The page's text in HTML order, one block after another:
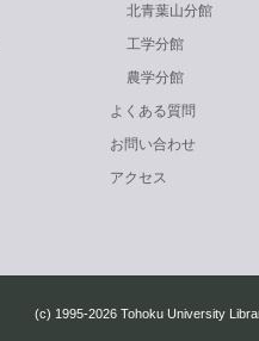
北青葉山分館
工学分館
農学分館
よくある質問
お問い合わせ
アクセス
(c) 1995-2026 Tohoku University